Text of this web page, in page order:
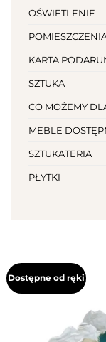
OŚWIETLENIE
KARTA
SZTUKA
CO MOŻEMY
MEBLE
SZTUKATERIA
PŁYTKI
Dostępne od ręki